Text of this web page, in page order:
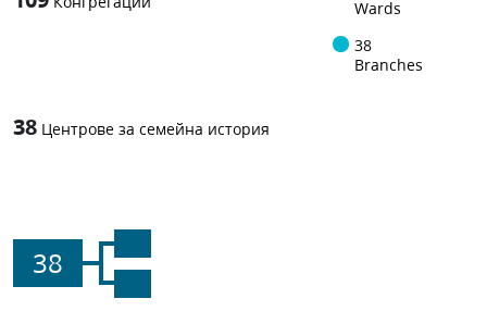
Wards
38
Branches
38 Центрове за семейна история
38